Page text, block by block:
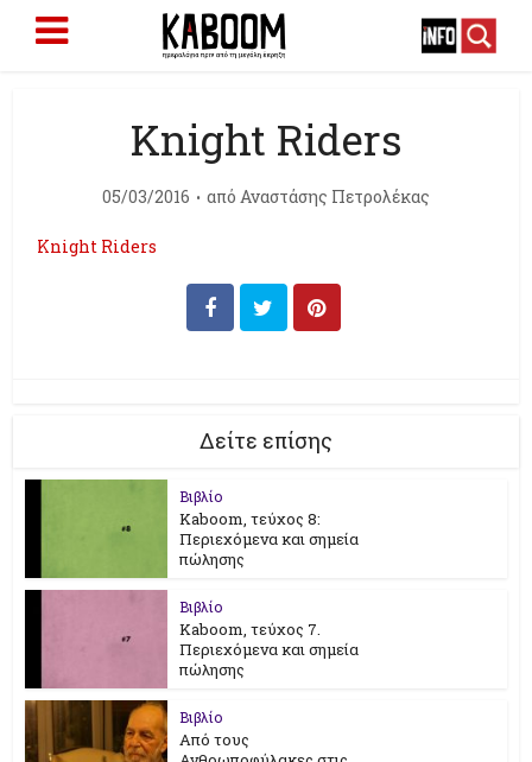
Knight Riders
05/03/2016 από Αναστάσης Πετρολέκας
Knight Riders
Δείτε επίσης
Βιβλίο
Kaboom, τεύχος 8:
Περιεχόμενα και σημεία
πώλησης
Βιβλίο
Kaboom, τεύχος 7.
Περιεχόμενα και σημεία
πώλησης
Βιβλίο
Από τους